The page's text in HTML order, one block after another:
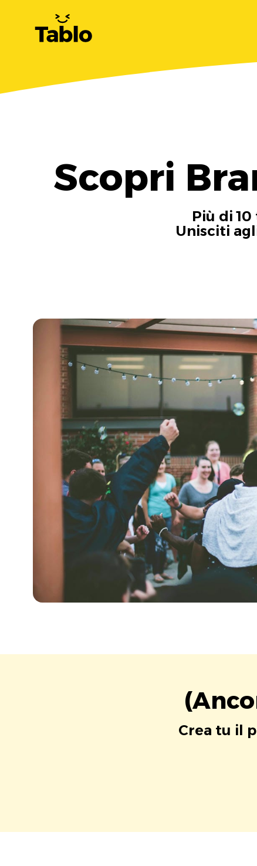
Scopri
Più di
Unisciti
Crea tu il